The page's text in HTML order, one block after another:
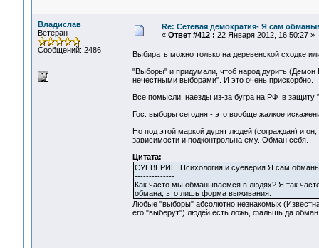
Владислав
Ветеран
Сообщений: 2486
Re: Сетевая демократия- Я сам
« Ответ #412 : 22 Января 2012, 16:50:27 »
Выбирать можно только на деревенской сходке
"Выборы" и придумали, чтоб народ дурить
нечестными выборами". И это очень прискорбно.
Все помысли, наезды из-за бугра на РФ в
Гос. выборы сегодня - это вообще жалкое
Но под этой маркой дурят людей (сограждан) и
зависимости и подконтрольна ему. Обман себя.
Цитата:
СУЕВЕРИЕ. Психология и суеверия Я сам
--------------
Как часто мы обманываемся в людях? Я так
обмана, это лишь форма выживания.
Любые "выборы" абсолютно незнакомых
его "выберут") людей есть ложь, фальшь да